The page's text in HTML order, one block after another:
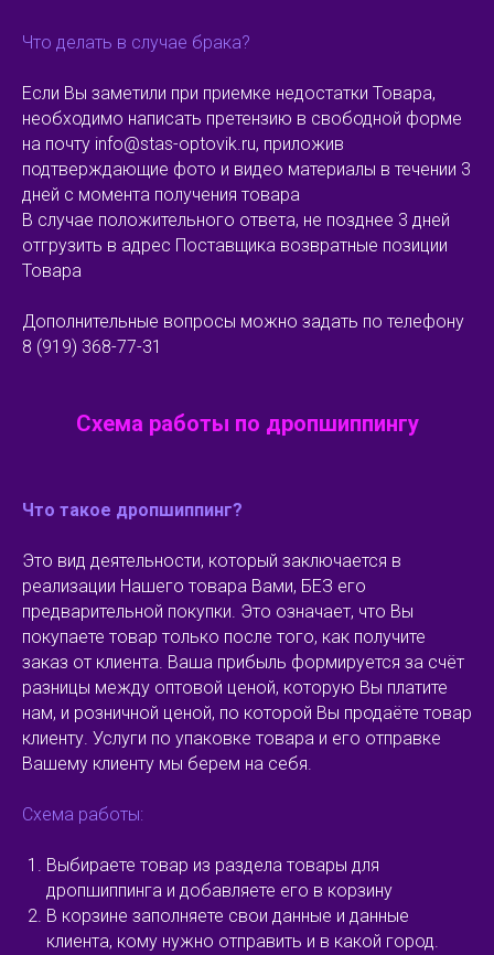
Что делать в случае брака?
Если Вы заметили при приемке недостатки Товара,
необходимо написать претензию в свободной форме
на почту info@stas-optovik.ru, приложив
подтверждающие фото и видео материалы в течении 3
дней с момента получения товара
В случае положительного ответа, не позднее 3 дней
отгрузить в адрес Поставщика возвратные позиции
Товара
Дополнительные вопросы можно задать по телефону
8 (919) 368-77-31
Схема работы по дропшиппингу
Что такое дропшиппинг?
Это вид деятельности, который заключается в
реализации Нашего товара Вами, БЕЗ его
предварительной покупки. Это означает, что Вы
покупаете товар только после того, как получите
заказ от клиента. Ваша прибыль формируется за счёт
разницы между оптовой ценой, которую Вы платите
нам, и розничной ценой, по которой Вы продаёте товар
клиенту. Услуги по упаковке товара и его отправке
Вашему клиенту мы берем на себя.
Схема работы:
Выбираете товар из раздела товары для
дропшиппинга и добавляете его в корзину
В корзине заполняете свои данные и данные
клиента, кому нужно отправить и в какой город.